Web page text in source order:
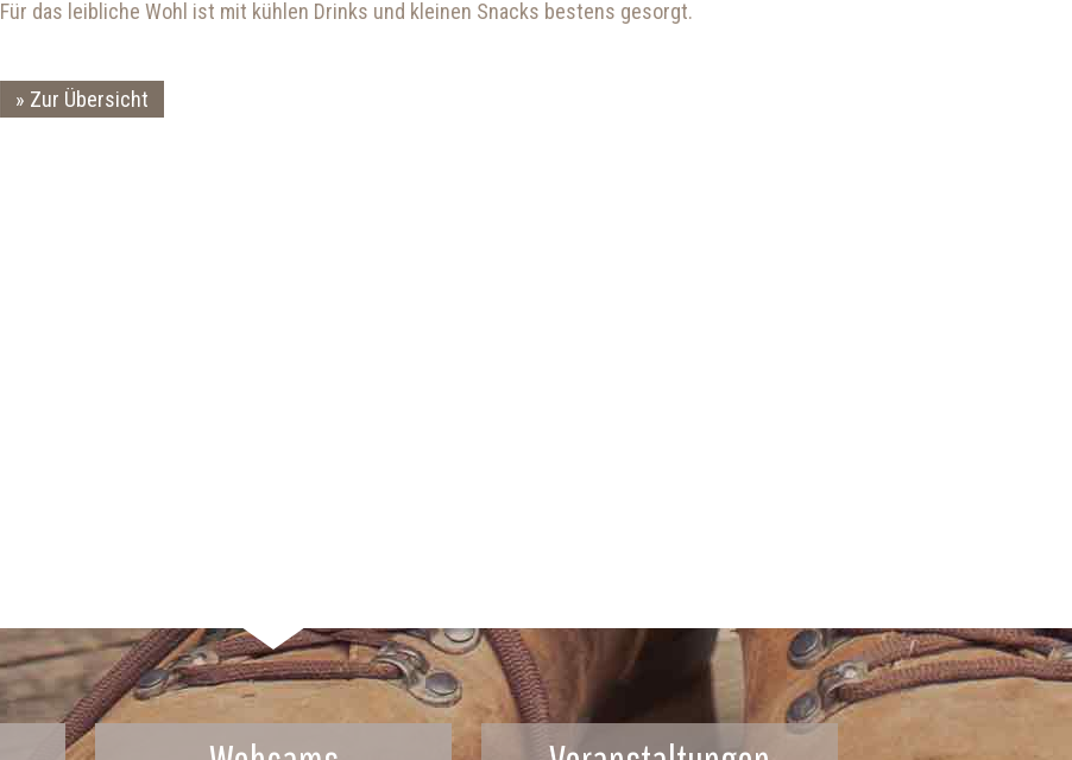
Für das leibliche Wohl ist mit kühlen Drinks und kleinen Snacks bestens gesorgt.
Zur Übersicht